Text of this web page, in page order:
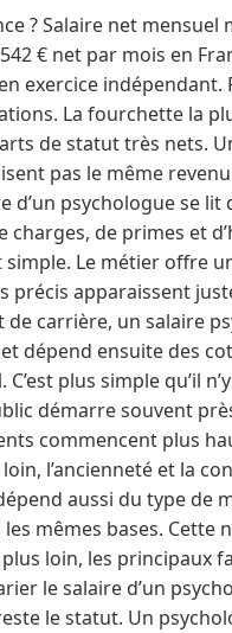
? Salaire net
€ net par mois en
exercice indépendant.
La fourchette la
de statut très nets.
pas le même
psychologue se lit
de primes et
Le métier offre
apparaissent
carrière, un salaire
dépend ensuite des
plus simple qu’il
démarre souvent
commencent plus
l’ancienneté et la
aussi du type de
mêmes bases. Cette
loin, les principaux
le salaire d’un
le statut. Un